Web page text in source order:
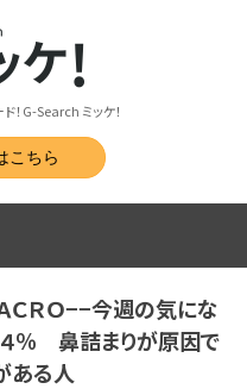
！G-Search ミッケ！
こちら
ＡＣＲＯ−−今週の気にな
４％ 鼻詰まりが原因で
ある人